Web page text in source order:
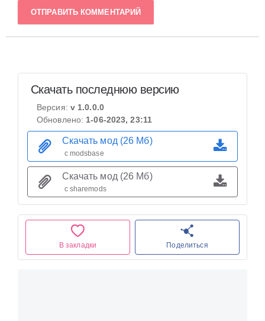
ОТПРАВИТЬ КОММЕНТАРИЙ
В закладки Поделиться
Скачать последнюю версию
Версия: v 1.0.0.0
Обновлено: 1-06-2023, 23:11
Скачать мод (26 Мб)
с modsbase
Скачать мод (26 Мб)
с sharemods